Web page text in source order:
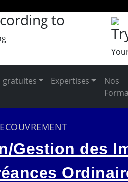
to
gratuites Expertises
Nos
Gestion des